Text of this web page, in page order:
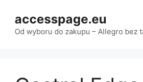
treści
accesspage.eu
Od wyboru do zakupu – Allegro bez